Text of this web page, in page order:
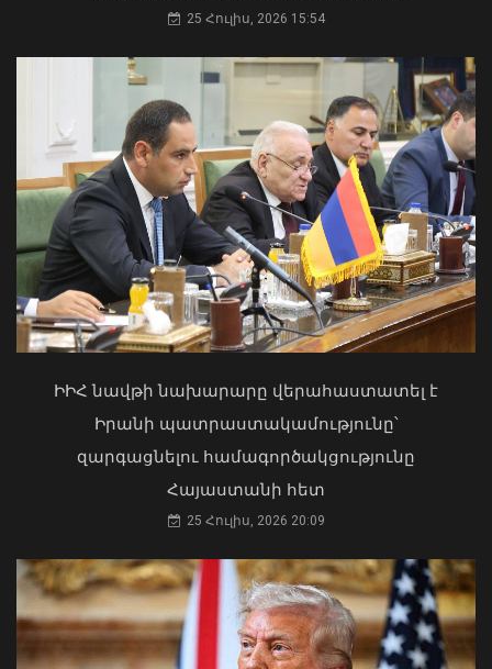
Վայոց ձորի քրեական ոստիկանները
դանակահարության դեպք են
բացահայտել․ կատարվում է
նախաքննություն
07 Օգոստոս, 2026 21:30
Արթուր Խուդինյանը նշանակվել է ՓԾ
տնօրենի տեղակալ․ Արամ
Ղազարյանն անձնակազմին է
ներկայացրել նորանշանակ
Ուկրաինայի Գերագույն Ռադայի
նախագահը շնորհավորել է ՀՀ ԱԺ
նախագահին
04 Օգոստոս, 2026 17:41
25 Հուլիս, 2026 15:54
ԻԻՀ նավթի նախարարը վերահաստատել է
Իրանի պատրաստակամությունը՝
զարգացնելու համագործակցությունը
Հայաստանի հետ
25 Հուլիս, 2026 20:09